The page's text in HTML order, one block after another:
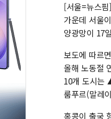
[서울=뉴스
가운데 서울
양광망이 17
보도에 따르
올해 노동절
10개 도시
룸푸르(말레
홍콩이 출국